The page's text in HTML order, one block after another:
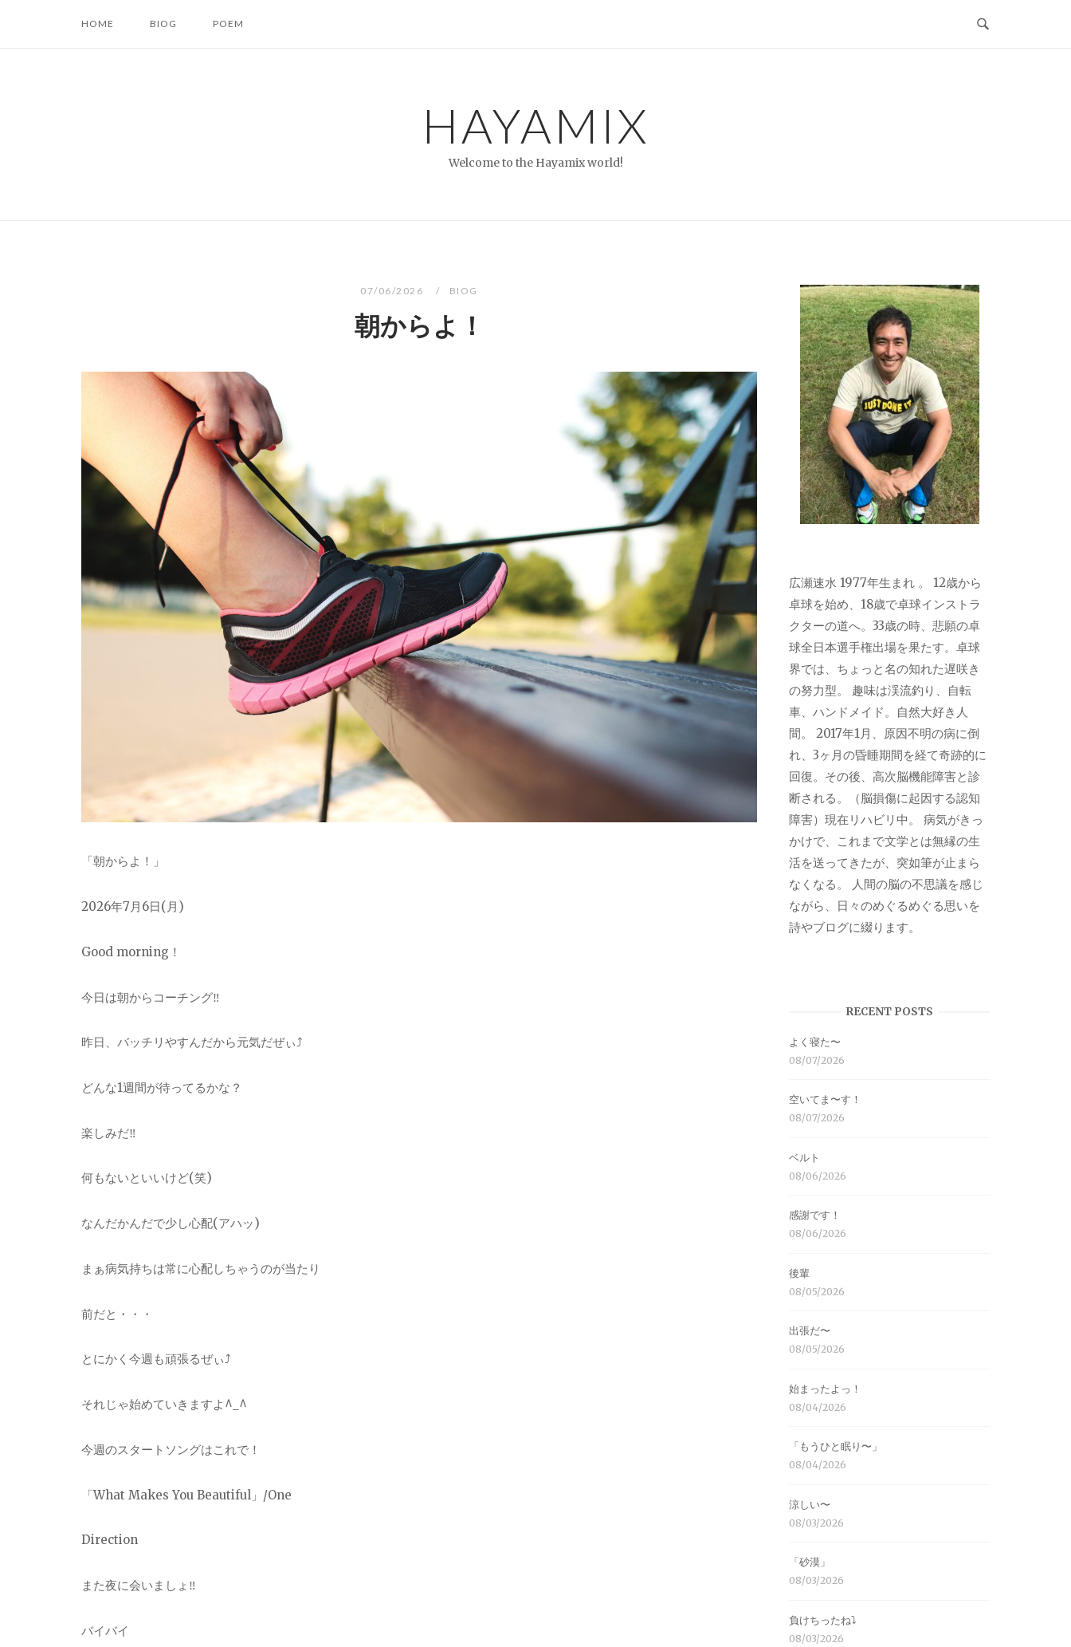
HOME BIOG POEM
HAYAMIX
Welcome to the Hayamix world!
07/06/2026 BIOG
朝からよ！
「朝からよ！」
2026年7月6日(月)
Good morning！
今日は朝からコーチング‼︎
昨日、バッチリやすんだから元気だぜぃ⤴︎
どんな1週間が待ってるかな？
楽しみだ‼︎
何もないといいけど(笑)
なんだかんだで少し心配(アハッ)
まぁ病気持ちは常に心配しちゃうのが当たり
前だと・・・
とにかく今週も頑張るぜぃ⤴︎
それじゃ始めていきますよ^_^
今週のスタートソングはこれで！
「What Makes You Beautiful」/One
Direction
また夜に会いましょ‼︎
バイバイ
広瀬速水 1977年生まれ 。 12歳から
卓球を始め、18歳で卓球インストラ
クターの道へ。33歳の時、悲願の卓
球全日本選手権出場を果たす。卓球
界では、ちょっと名の知れた遅咲き
の努力型。 趣味は渓流釣り、自転
車、ハンドメイド。自然大好き人
間。 2017年1月、原因不明の病に倒
れ、3ヶ月の昏睡期間を経て奇跡的に
回復。その後、高次脳機能障害と診
断される。（脳損傷に起因する認知
障害）現在リハビリ中。 病気がきっ
かけで、これまで文学とは無縁の生
活を送ってきたが、突如筆が止まら
なくなる。 人間の脳の不思議を感じ
ながら、日々のめぐるめぐる思いを
詩やブログに綴ります。
RECENT POSTS
よく寝た〜
08/07/2026
空いてま〜す！
08/07/2026
ベルト
08/06/2026
感謝です！
08/06/2026
後輩
08/05/2026
出張だ〜
08/05/2026
始まったよっ！
08/04/2026
「もうひと眠り〜」
08/04/2026
涼しい〜
08/03/2026
「砂漠」
08/03/2026
負けちったね⤵︎
08/03/2026